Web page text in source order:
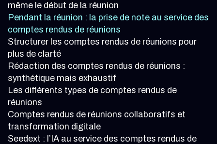
même le début de la réunion
Pendant la réunion : la prise de note au service des
comptes rendus de réunions
Structurer les comptes rendus de réunions pour
plus de clarté
Rédaction des comptes rendus de réunions :
synthétique mais exhaustif
Les différents types de comptes rendus de
réunions
Comptes rendus de réunions collaboratifs et
transformation digitale
Seedext : l’IA au service des comptes rendus de